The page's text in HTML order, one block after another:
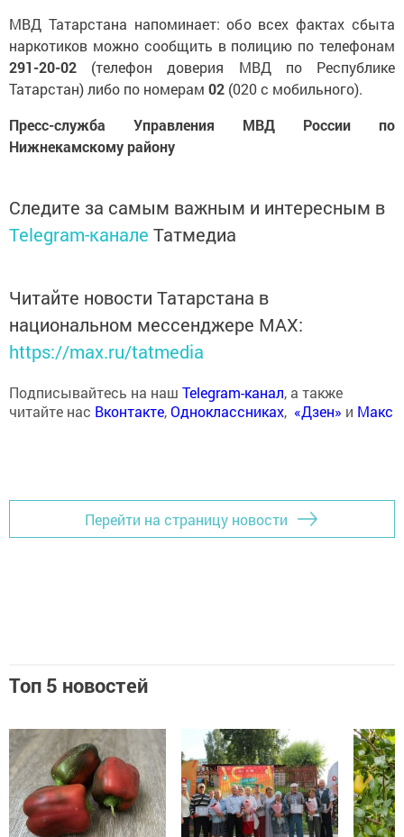
МВД Татарстана напоминает: обо всех фактах сбыта
наркотиков можно сообщить в полицию по телефонам
291-20-02 (телефон доверия МВД по Республике
Татарстан) либо по номерам 02 (020 с мобильного).
Пресс-служба Управления МВД России по
Нижнекамскому району
Следите за самым важным и интересным в
Telegram-канале Татмедиа
Читайте новости Татарстана в
национальном мессенджере MАХ:
https://max.ru/tatmedia
Подписывайтесь на наш Telegram-канал, а также
читайте нас Вконтакте,Одноклассниках, «Дзен» и Макс
Перейти на страницу новости
Топ 5 новостей